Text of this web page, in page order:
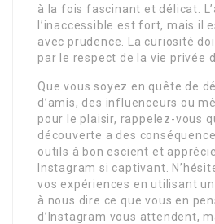
à la fois fascinant et délicat.
l’inaccessible est fort, mais il
avec prudence. La curiosité
par le respect de la vie privée
Que vous soyez en quête de
d’amis, des influenceurs ou
pour le plaisir, rappelez-vous
découverte a des
outils à bon escient et
Instagram si captivant.
vos expériences en utilisant
à nous dire ce que vous en
d’Instagram vous attendent,